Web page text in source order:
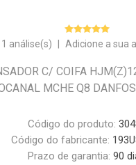
1 análise(s) Adicione a sua
C/ COIFA
MCHE Q8
Código do produto:
Código do fabricante:
Prazo de garantia: 90